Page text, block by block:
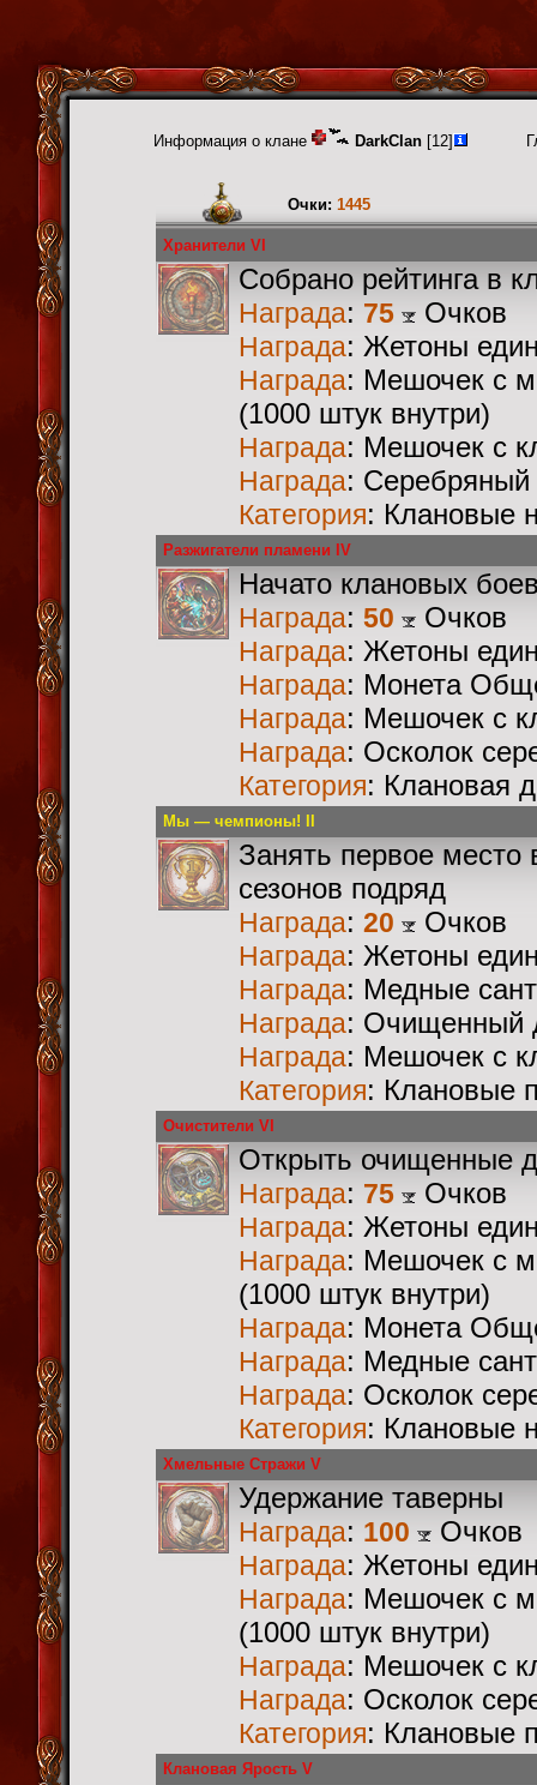
Информация о клане DarkClan [12]
Очки: 1445
Хранители VI
Собрано рейтинга в
Награда: 75 Очков
Награда: Жетоны
Награда: Мешочек с
(1000 штук внутри)
Награда: Мешочек с
Награда: Серебряный
Категория: Клановые
Разжигатели пламени IV
Начато клановых
Награда: 50 Очков
Награда: Жетоны
Награда: Монета
Награда: Мешочек с
Награда: Осколок
Категория: Клановая
Мы — чемпионы! II
Занять первое место
сезонов подряд
Награда: 20 Очков
Награда: Жетоны
Награда: Медные
Награда: Очищенный
Награда: Мешочек с
Категория: Клановые
Очистители VI
Открыть очищенные
Награда: 75 Очков
Награда: Жетоны
Награда: Мешочек с
(1000 штук внутри)
Награда: Монета
Награда: Медные
Награда: Осколок
Категория: Клановые
Хмельные Стражи V
Удержание таверны
Награда: 100 Очков
Награда: Жетоны
Награда: Мешочек с
(1000 штук внутри)
Награда: Мешочек с
Награда: Осколок
Категория: Клановые
Клановая Ярость V